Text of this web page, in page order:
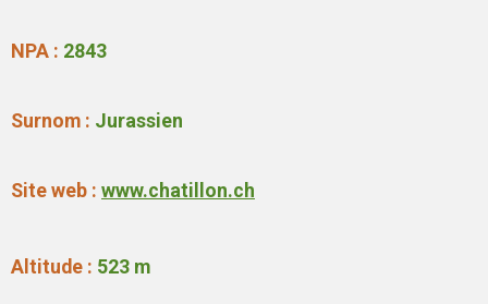
NPA : 2843
Surnom : Jurassien
Site web : www.chatillon.ch
Altitude : 523 m